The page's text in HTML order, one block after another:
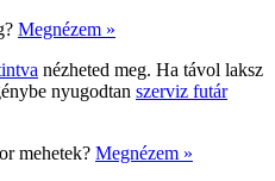
Megnézem »
nézheted meg. Ha távol laksz
nyugodtan szerviz futár
mehetek? Megnézem »